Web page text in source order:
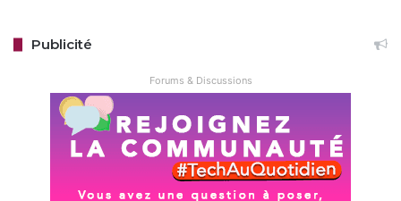
Publicité
Forums & Discussions